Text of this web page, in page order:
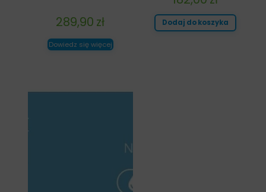
Dodaj do koszyka
289,90 zł
Dowiedz się więcej